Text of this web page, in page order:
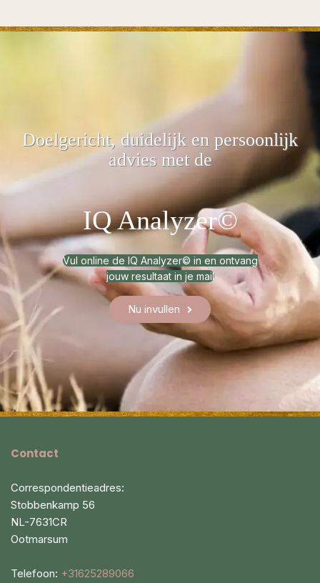
Doelgericht, duidelijk en persoonlijk
advies met de
IQ Analyzer©
Vul online de IQ Analyzer© in en ontvang
jouw resultaat in je mail
Nu invullen
Contact
Correspondentieadres:
Stobbenkamp 56
NL-7631CR
Ootmarsum
Telefoon: +31625289066